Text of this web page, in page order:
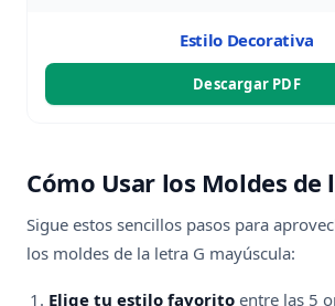
Estilo Decorativa
Descargar PDF
Cómo Usar los Moldes de
Sigue estos sencillos pasos para
los moldes de la letra G mayúscula:
Elige tu estilo favorito entre las 5